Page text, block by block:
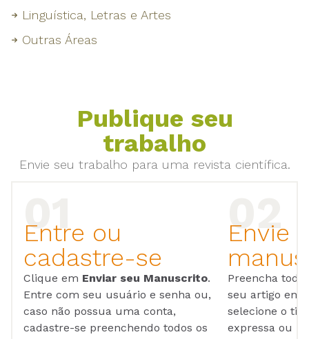
Linguística, Letras e Artes
Outras Áreas
Publique seu
trabalho
Envie seu trabalho para uma revista científica.
Entre ou
cadastre-se
Clique em Enviar seu Manuscrito.
Entre com seu usuário e senha ou,
caso não possua uma conta,
cadastre-se preenchendo todos os
Envie
Preencha
seu artigo em
selecione o
expressa ou